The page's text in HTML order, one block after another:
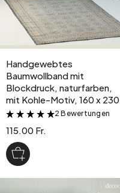
Handgewebtes
Baumwollband mit
Blockdruck, naturfarben,
mit Kohle-Motiv, 160 x 230
&
2 Bewertungen
115.00 Fr.